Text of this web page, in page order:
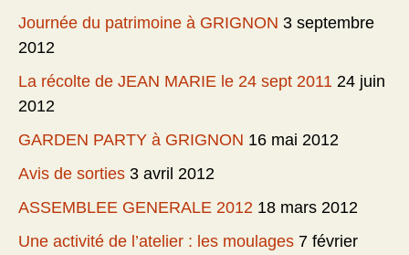
Journée du patrimoine à GRIGNON 3 septembre
2012
La récolte de JEAN MARIE le 24 sept 2011 24 juin
2012
GARDEN PARTY à GRIGNON 16 mai 2012
Avis de sorties 3 avril 2012
ASSEMBLEE GENERALE 2012 18 mars 2012
Une activité de l’atelier : les moulages 7 février